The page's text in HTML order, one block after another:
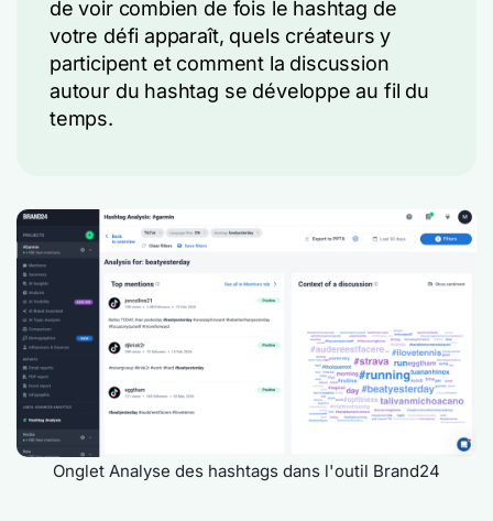
de voir combien de fois le hashtag de
votre défi apparaît, quels créateurs y
participent et comment la discussion
autour du hashtag se développe au fil du
temps.
Onglet Analyse des hashtags dans l'outil Brand24